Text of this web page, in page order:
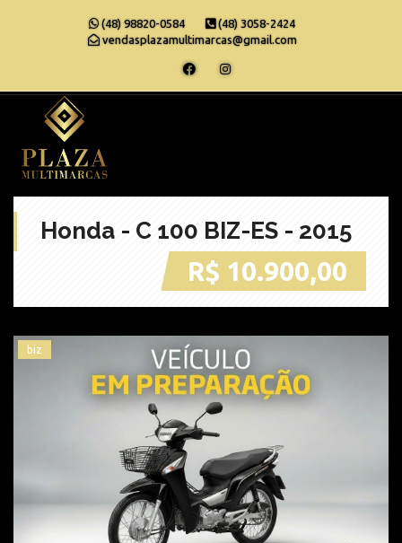
(48) 98820-0584
(48) 3058-2424
vendasplazamultimarcas@gmail.com
Honda - C 100 BIZ-ES - 2015
R$ 10.900,00
biz